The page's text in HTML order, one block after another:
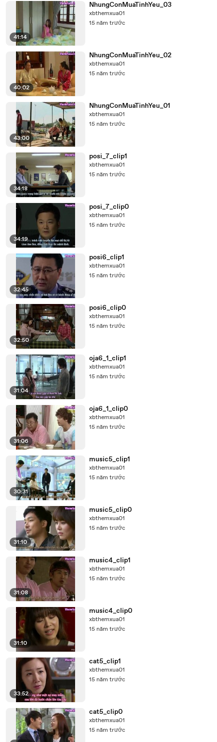
41:14
NhungConMuaTinhYeu_03
xbthemxua01
15 năm trước
40:02
NhungConMuaTinhYeu_02
xbthemxua01
15 năm trước
43:00
NhungConMuaTinhYeu_01
xbthemxua01
15 năm trước
34:18
posi_7_clip1
xbthemxua01
15 năm trước
34:19
posi_7_clip0
xbthemxua01
15 năm trước
32:45
posi6_clip1
xbthemxua01
15 năm trước
32:50
posi6_clip0
xbthemxua01
15 năm trước
31:04
oja6_1_clip1
xbthemxua01
15 năm trước
31:06
oja6_1_clip0
xbthemxua01
15 năm trước
30:31
music5_clip1
xbthemxua01
15 năm trước
31:10
music5_clip0
xbthemxua01
15 năm trước
31:08
music4_clip1
xbthemxua01
15 năm trước
31:10
music4_clip0
xbthemxua01
15 năm trước
33:52
cat5_clip1
xbthemxua01
15 năm trước
cat5_clip0
xbthemxua01
15 năm trước